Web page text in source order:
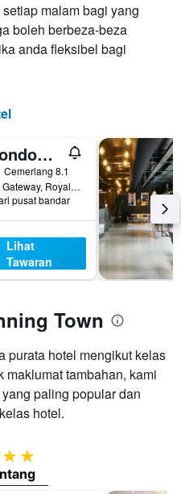
malam bagi yang
boleh berbeza-beza
anda fleksibel bagi
Ibis London Excel Docklands
Cemerlang 8.1
9 Western Gateway, Royal Victoria Dock, London, United Kingdom
pusat bandar
Lihat
Tawaran
Town
purata hotel mengikut kelas
tambahan, kami
paling popular dan
hotel.
4 bintang